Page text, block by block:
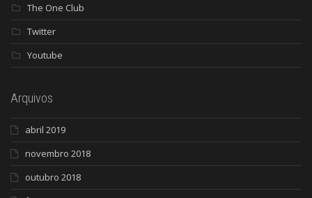
The One Club
Twitter
Youtube
Arquivos
abril 2019
novembro 2018
outubro 2018